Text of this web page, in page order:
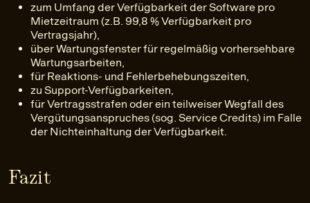
zum Umfang der Verfügbarkeit der Software pro
Mietzeitraum (z.B. 99,8 % Verfügbarkeit pro
Vertragsjahr),
über Wartungsfenster für regelmäßig vorhersehbare
Wartungsarbeiten,
für Reaktions- und Fehlerbehebungszeiten,
zu Support-Verfügbarkeiten,
für Vertragsstrafen oder ein teilweiser Wegfall des
Vergütungsanspruches (sog. Service Credits) im Falle
der Nichteinhaltung der Verfügbarkeit.
Fazit